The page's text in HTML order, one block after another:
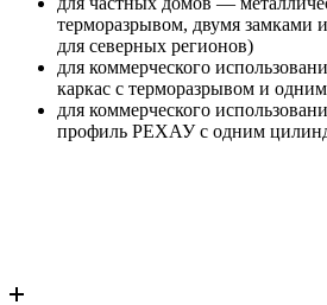
терморазрывом, двумя замками
для северных регионов)
для коммерческого
каркас с терморазрывом и
для коммерческого
профиль РЕХАУ с одним